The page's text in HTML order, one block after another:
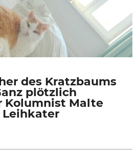
des Kratzbaums
plötzlich
Kolumnist Malte
Leihkater